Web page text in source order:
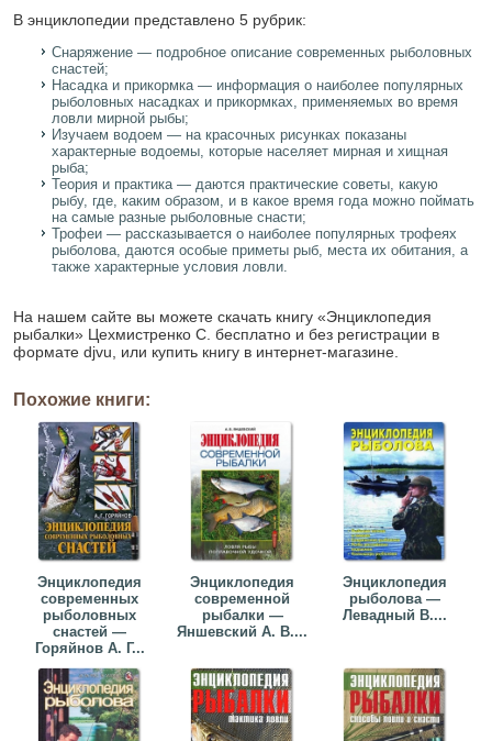
В энциклопедии представлено 5 рубрик:
Снаряжение — подробное описание современных рыболовных
снастей;
Насадка и прикормка — информация о наиболее популярных
рыболовных насадках и прикормках, применяемых во время
ловли мирной рыбы;
Изучаем водоем — на красочных рисунках показаны
характерные водоемы, которые населяет мирная и хищная
рыба;
Теория и практика — даются практические советы, какую
рыбу, где, каким образом, и в какое время года можно поймать
на самые разные рыболовные снасти;
Трофеи — рассказывается о наиболее популярных трофеях
рыболова, даются особые приметы рыб, места их обитания, а
также характерные условия ловли.
На нашем сайте вы можете скачать книгу «Энциклопедия
рыбалки» Цехмистренко С. бесплатно и без регистрации в
формате djvu, или купить книгу в интернет-магазине.
Похожие книги:
Энциклопедия
современных
рыболовных
снастей —
Горяйнов А. Г...
Энциклопедия
современной
рыбалки —
Яншевский А. В....
Энциклопедия
рыболова —
Левадный В....